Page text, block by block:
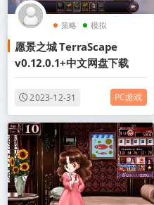
策略 模拟
愿景之城 TerraScape
v0.12.0.1+中文网盘下载
2023-12-31 PC游戏